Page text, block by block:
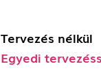
Tervezés nélkül
Egyedi